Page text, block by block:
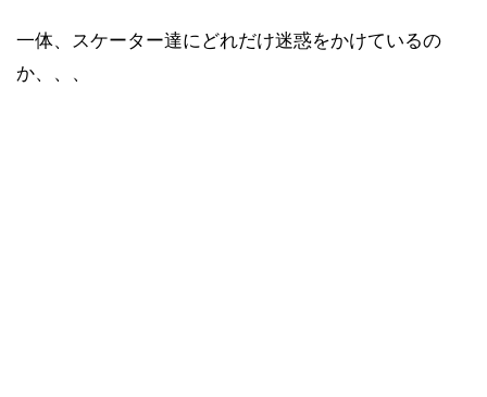
一体、スケーター達にどれだけ迷惑をかけているの
か、、、